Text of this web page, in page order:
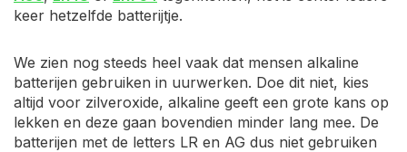
keer hetzelfde batterijtje.
We zien nog steeds heel vaak dat mensen alkaline
batterijen gebruiken in uurwerken. Doe dit niet, kies
altijd voor zilveroxide, alkaline geeft een grote kans op
lekken en deze gaan bovendien minder lang mee. De
batterijen met de letters LR en AG dus niet gebruiken